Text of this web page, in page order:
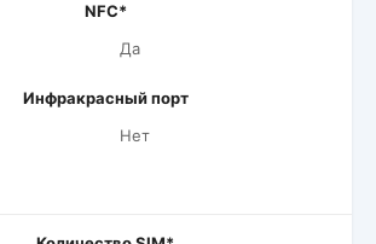
NFC*
Да
Инфракрасный порт
Нет